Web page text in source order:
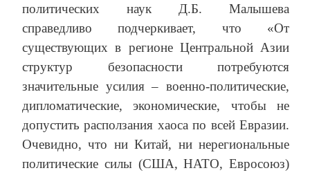
политических наук Д.Б. Малышева
справедливо подчеркивает, что «От
существующих в регионе Центральной Азии
структур безопасности потребуются
значительные усилия – военно-политические,
дипломатические, экономические, чтобы не
допустить расползания хаоса по всей Евразии.
Очевидно, что ни Китай, ни нерегиональные
политические силы (США, НАТО, Евросоюз)